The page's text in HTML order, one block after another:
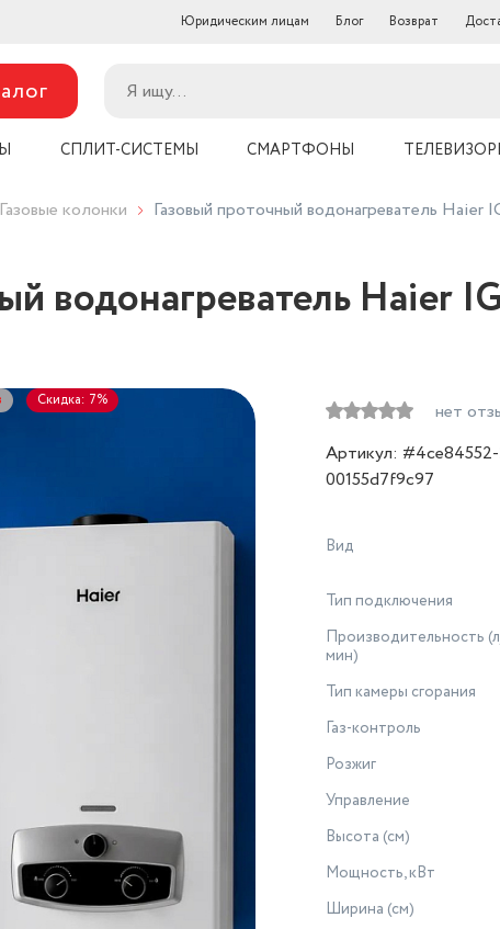
Юридическим лицам Блог Возврат
СПЛИТ-СИСТЕМЫ СМАРТФОНЫ
Газовые колонки Газовый проточный водонагреватель Haier
водонагреватель Haier
Скидка: 7%
нет
Артикул:
00155d7f9c97
Вид
Тип подключения
Производительность
мин)
Тип камеры сгорания
Газ-контроль
Розжиг
Управление
Высота (см)
Мощность, кВт
Ширина (см)